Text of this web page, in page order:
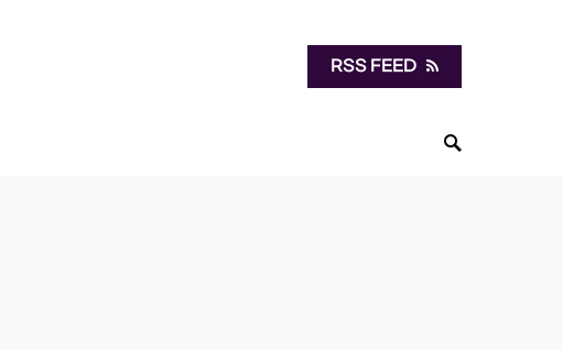
RSS FEED